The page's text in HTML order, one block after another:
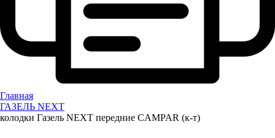
Главная
ГАЗЕЛЬ NEXT
колодки Газель NEXT передние CAMPAR (к-т)